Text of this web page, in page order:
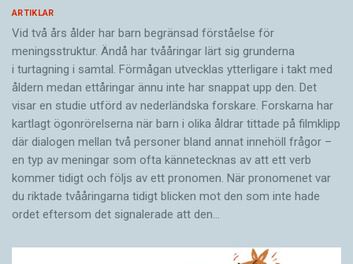
ARTIKLAR
Vid två års ålder har barn begränsad förståelse för
meningsstruktur. Ändå har tvååringar lärt sig grunderna
i turtagning i samtal. Förmågan utvecklas ytterligare i takt med
åldern medan ettåringar ännu inte har snappat upp den. Det
visar en studie utförd av nederländska forskare. Forskarna har
kartlagt ögonrörelserna när barn i olika åldrar tittade på filmklipp
där dialogen mellan två personer bland annat innehöll frågor –
en typ av meningar som ofta kännetecknas av att ett verb
kommer tidigt och följs av ett pronomen. När pronomenet var
du riktade tvååringarna tidigt blicken mot den som inte hade
ordet eftersom det ­signalerade att den…